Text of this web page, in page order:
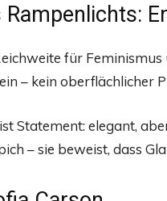
für
– kein oberflächlicher
Statement: elegant,
– sie beweist, dass